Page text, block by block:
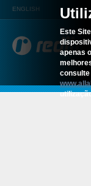
Este
apenas
ENGLISH